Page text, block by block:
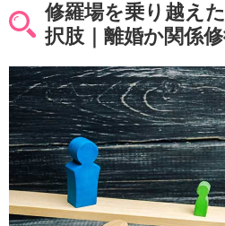
修羅場を乗り越え
択肢｜離婚か関係